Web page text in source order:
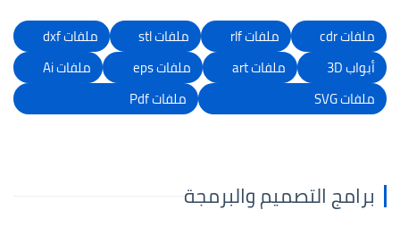
ملفات cdr ملفات rlf ملفات stl
ملفات dxf
أبواب 3D
ملفات art ملفات eps
ملفات Ai
ملفات SVG
ملفات Pdf
برامج التصميم والبرمجة